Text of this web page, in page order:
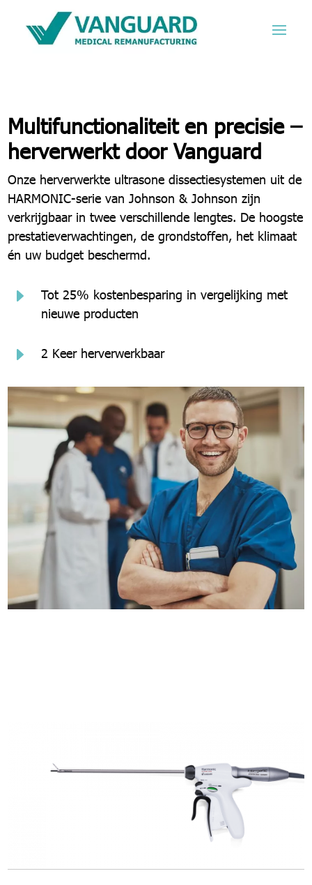
Multifunctionaliteit en precisie –
herverwerkt door Vanguard
Onze herverwerkte ultrasone dissectiesystemen uit de
HARMONIC-serie van Johnson & Johnson zijn
verkrijgbaar in twee verschillende lengtes. De hoogste
prestatieverwachtingen, de grondstoffen, het klimaat
én uw budget beschermd.
E
Tot 25% kostenbesparing in vergelijking met
nieuwe producten
E 2 Keer herverwerkbaar